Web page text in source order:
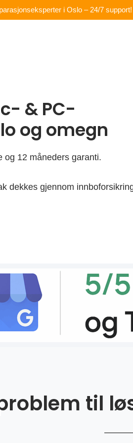
i Oslo – 24/7 support!
& PC-
og omegn
og 12 måneders garanti.
dekkes gjennom
til